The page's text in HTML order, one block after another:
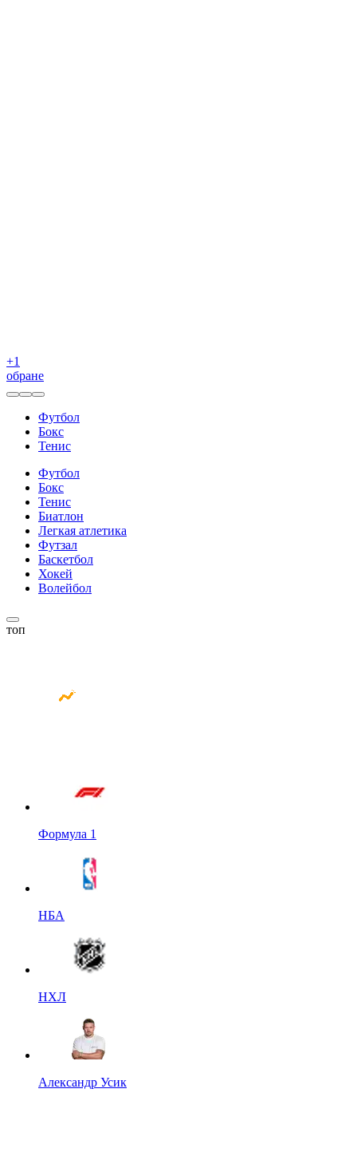
+1
обране
Футбол
Бокс
Тенис
Футбол
Бокс
Тенис
Биатлон
Легкая атлетика
Футзал
Баскетбол
Хокей
Волейбол
топ
Формула 1
НБА
НХЛ
Александр Усик